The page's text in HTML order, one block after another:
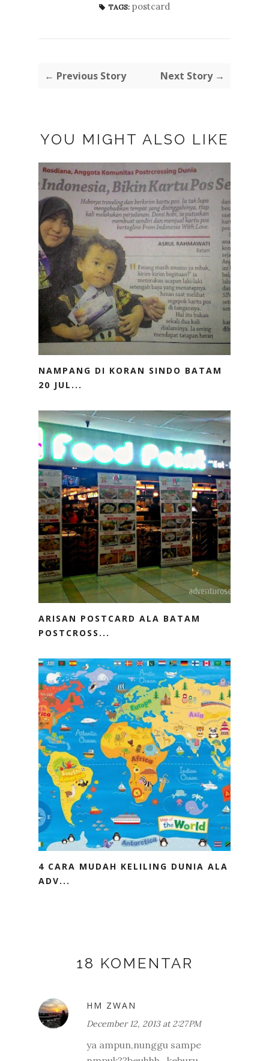
TAGS: postcard
← Previous Story Next Story →
YOU MIGHT ALSO LIKE
NAMPANG DI KORAN SINDO BATAM
20 JUL...
ARISAN POSTCARD ALA BATAM
POSTCROSS...
4 CARA MUDAH KELILING DUNIA ALA
ADV...
18 KOMENTAR
HM ZWAN
December 12, 2013 at 2:27 PM
ya ampun,nunggu sampe